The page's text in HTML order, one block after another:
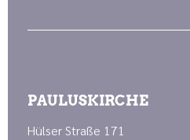
PAULUSKIRCHE
Hülser Straße 171